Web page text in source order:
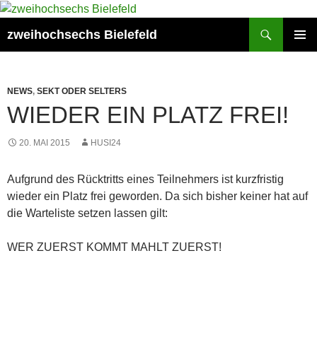
Zum
springen
zweihochsechs Bielefeld
NEWS, SEKT ODER SELTERS
WIEDER EIN PLATZ FREI!
20. MAI 2015 HUSI24
Aufgrund des Rücktritts eines Teilnehmers ist kurzfristig
wieder ein Platz frei geworden. Da sich bisher keiner hat auf
die Warteliste setzen lassen gilt:
WER ZUERST KOMMT MAHLT ZUERST!